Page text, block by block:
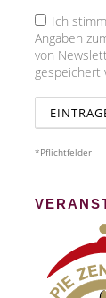
Ich
Angaben
von
gespeichert
*Pflichtfelder